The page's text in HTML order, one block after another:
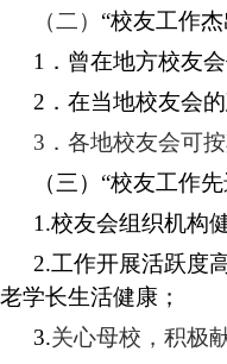
（二） “校友工作杰
1． 曾在地方校友
2． 在当地校友会
3． 各地校友会可
（三） “校友工作
1.校友会组织机构
2.工作开展活跃度
老学长生活健康 ；
3.关心母校，积极